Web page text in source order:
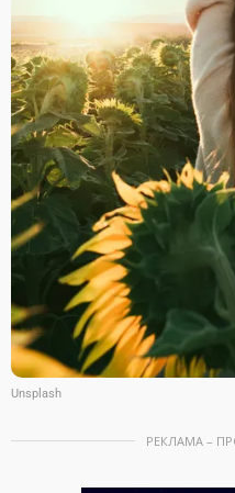
Unsplash
РЕКЛАМА –